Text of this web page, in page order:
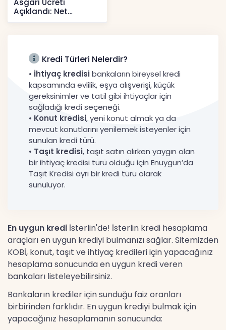
Açıklandı: Net
52.738 TL, Ek Destek
Kredi Türleri Nelerdir?
• İhtiyaç kredisibankaların bireysel kredi
kapsamında evlilik, eşya alışverişi, küçük
gereksinimler ve tatil gibi ihtiyaçlar için
sağladığı kredi seçeneği.
• Konut kredisi, yeni konut almak ya da
mevcut konutlarını yenilemek isteyenler için
sunulan kredi türü.
• Taşıt kredisi, taşıt satın alırken yaygın olan
bir ihtiyaç kredisi türü olduğu için Enuygun’da
Taşıt Kredisi ayrı bir kredi türü olarak
sunuluyor.
En uygun kredi İsterlin'de! İsterlin kredi hesaplama
araçları en uygun krediyi bulmanızı sağlar. Sitemizden
KOBİ, konut, taşıt ve ihtiyaç kredileri için yapacağınız
hesaplama sonucunda en uygun kredi veren
bankaları listeleyebilirsiniz.
Bankaların krediler için sunduğu faiz oranları
birbirinden farklıdır. En uygun krediyi bulmak için
yapacağınız hesaplamanın sonucunda: